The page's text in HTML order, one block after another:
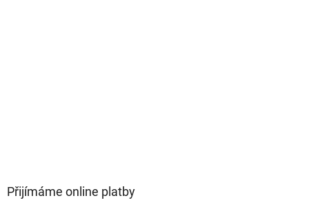
Přijímáme online platby